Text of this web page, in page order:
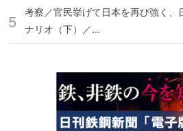
考察／官民挙げて日本を再び強く、
ナリオ（下）／...